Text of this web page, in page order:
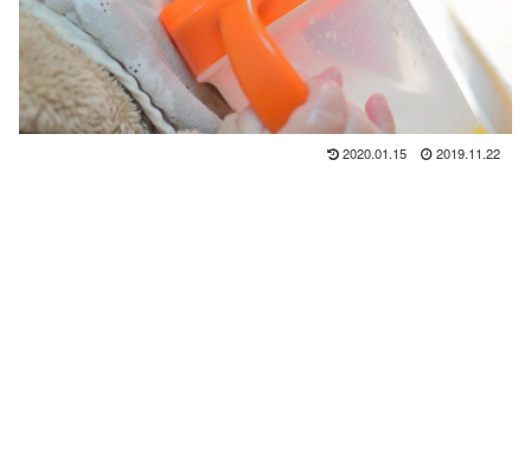
2020.01.15 2019.11.22